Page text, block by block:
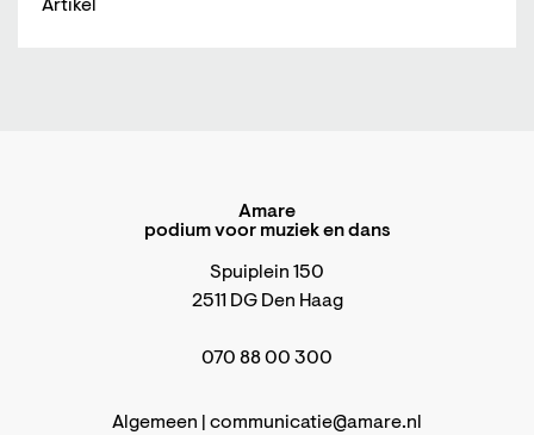
Artikel
Amare
podium voor muziek en dans
Spuiplein 150
2511 DG Den Haag
070 88 00 300
Algemeen | communicatie@amare.nl